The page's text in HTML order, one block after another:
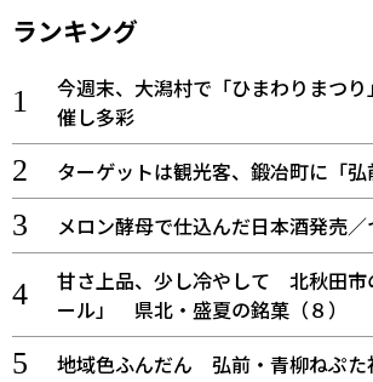
ランキング
今週末、大潟村で「ひまわりまつ
催し多彩
ターゲットは観光客、鍛冶町に「弘
メロン酵母で仕込んだ日本酒発売／
甘さ上品、少し冷やして 北秋田市
ール」 県北・盛夏の銘菓（８）
地域色ふんだん 弘前・青柳ねぷた